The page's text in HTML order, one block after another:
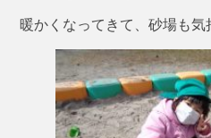
暖かくなってきて、砂場も気